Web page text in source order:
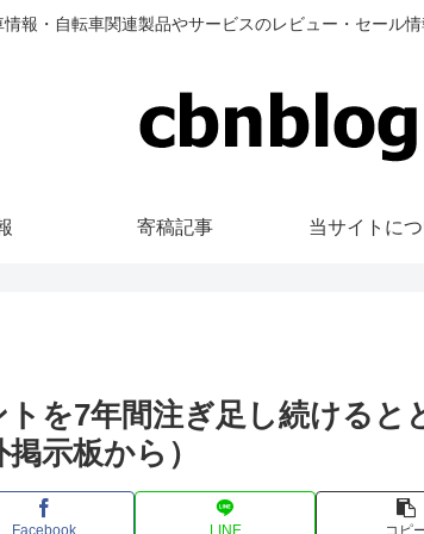
情報・自転車関連製品やサービスのレビュー・セール
寄稿記事 当サイトに
を7年間注ぎ足し続けると
示板から）